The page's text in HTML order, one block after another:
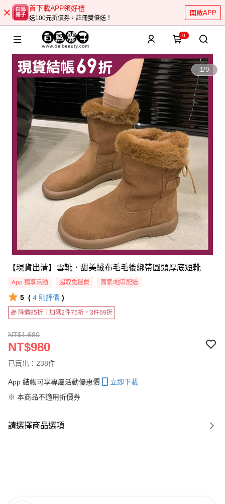
首下載APP領好禮
送100元折價券，註冊雙倍送！
開啟APP
0
1/9
【現貨出清】雪靴．甜美絨布毛毛後綁帶圓頭厚底短靴
App 獨享活動 超取免運費 國家/地區配送
5 ( 4 則評價 )
🎁 降價85折｜加碼2件75折・3件69折
NT$1,680
NT$980
已賣出：238件
App 結帳可享專屬活動優惠價
立即下載
※ 本商品不適用折價券
請選擇商品選項